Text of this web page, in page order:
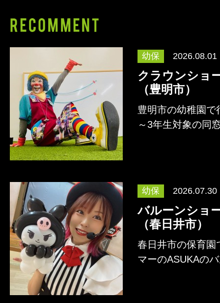
o
o
k
幼保 2026.08.01
クラウンシ
（豊明市）
豊明市の幼稚園で
～3年生対象の同
幼保 2026.07.30
バルーンシ
（春日井市）
春日井市の保育園
マーのASUKAの